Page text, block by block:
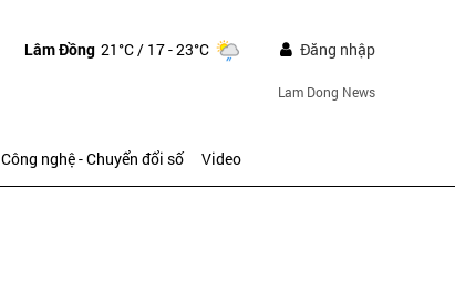
Lâm Đồng 21°C/ 17 - 23°C Đăng nhập
Lam Dong News
Công nghệ - Chuyển đổi số Video